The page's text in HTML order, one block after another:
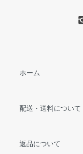
ホーム
配送・送料について
返品について